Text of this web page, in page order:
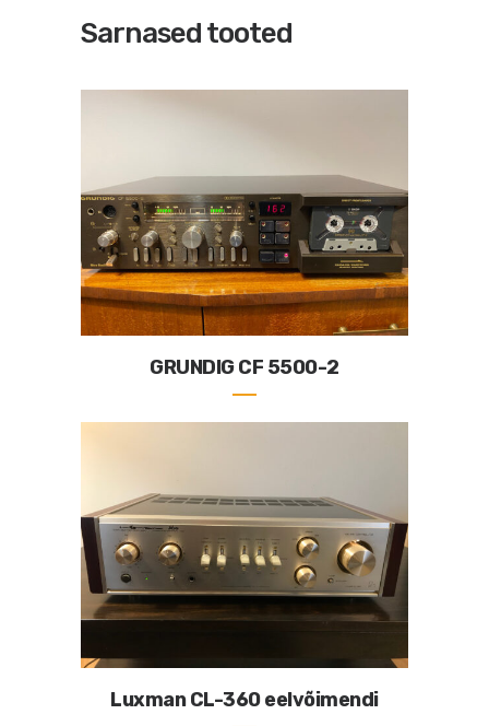
Sarnased tooted
GRUNDIG CF 5500-2
Luxman CL-360 eelvõimendi